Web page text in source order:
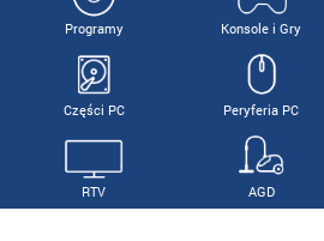
Programy Konsole i Gry
Części PC Peryferia PC
RTV AGD